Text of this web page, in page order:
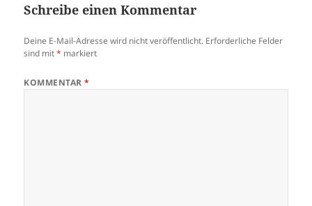
Schreibe einen Kommentar
Deine E-Mail-Adresse wird nicht veröffentlicht. Erforderliche Felder
sind mit* markiert
KOMMENTAR*